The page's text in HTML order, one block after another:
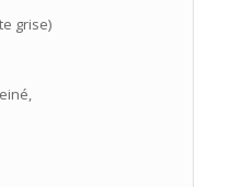
grise)